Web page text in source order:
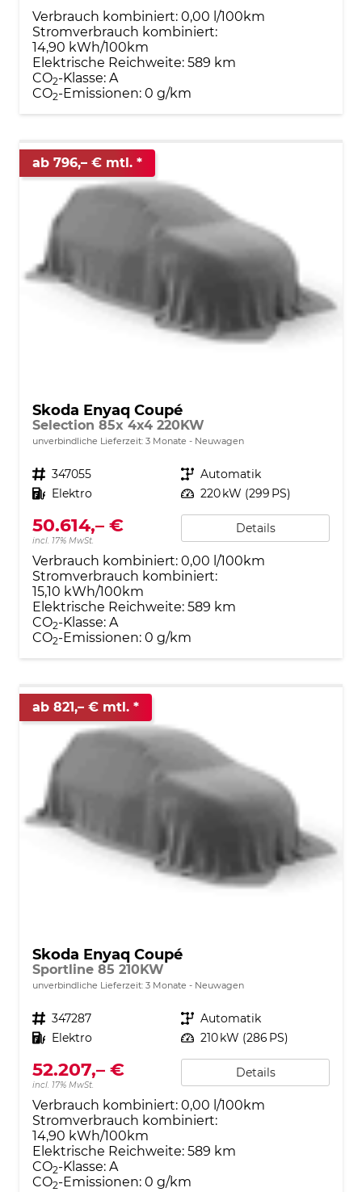
Verbrauch kombiniert: 0,00 l/100km
Stromverbrauch kombiniert:
14,90 kWh/100km
Elektrische Reichweite: 589 km
CO2-Klasse: A
CO2-Emissionen: 0 g/km
ab 796,– € mtl.
Skoda Enyaq Coupé
Selection 85x 4x4 220KW
unverbindliche Lieferzeit: 3 Monate Neuwagen
Fahrzeugnr. 347055 Getriebe Automatik
Kraftstoff Elektro Leistung 220 kW (299 PS)
50.614,– €
incl. 17% MwSt.
Details
Verbrauch kombiniert: 0,00 l/100km
Stromverbrauch kombiniert:
15,10 kWh/100km
Elektrische Reichweite: 589 km
CO2-Klasse: A
CO2-Emissionen: 0 g/km
ab 821,– € mtl.
Skoda Enyaq Coupé
Sportline 85 210KW
unverbindliche Lieferzeit: 3 Monate Neuwagen
Fahrzeugnr. 347287 Getriebe Automatik
Kraftstoff Elektro Leistung 210 kW (286 PS)
52.207,– €
incl. 17% MwSt.
Details
Verbrauch kombiniert: 0,00 l/100km
Stromverbrauch kombiniert:
14,90 kWh/100km
Elektrische Reichweite: 589 km
CO2-Klasse: A
CO2-Emissionen: 0 g/km